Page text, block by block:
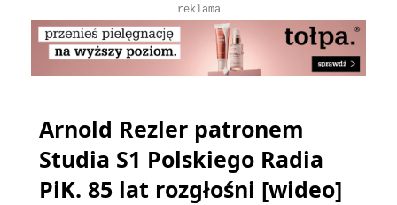
reklama
Arnold Rezler patronem
Studia S1 Polskiego Radia
PiK. 85 lat rozgłośni [wideo]